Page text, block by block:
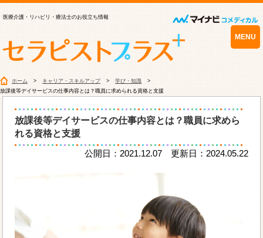
医療介護・リハビリ・療法士のお役立ち情報
MENU
ホーム キャリア・スキルアップ
学び・知識
放課後等デイサービスの仕事内容とは？職員に求められる資格と支援
放課後等デイサービスの仕事内容とは？職員に求めら
れる資格と支援
公開日：2021.12.07 更新日：2024.05.22